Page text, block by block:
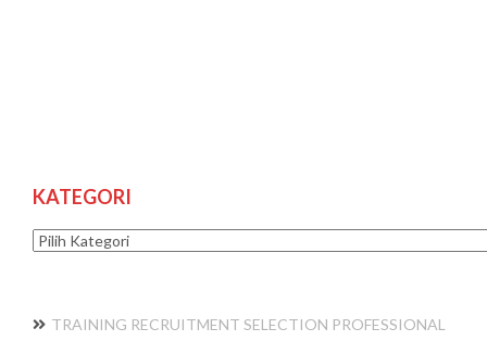
KATEGORI
Kategori
TRAINING RECRUITMENT SELECTION PROFESSIONAL